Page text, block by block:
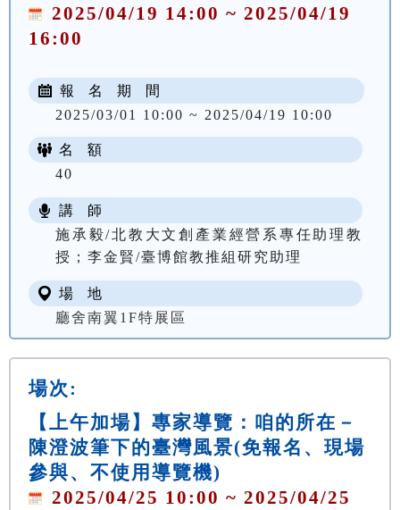
2025/04/19 14:00 ~ 2025/04/19
16:00
報 名 期 間
2025/03/01 10:00 ~ 2025/04/19 10:00
名 額
40
講 師
施承毅/北教大文創產業經營系專任助理教
授；李金賢/臺博館教推組研究助理
場 地
廳舍南翼1F特展區
場次:
【上午加場】專家導覽：咱的所在－
陳澄波筆下的臺灣風景(免報名、現場
參與、不使用導覽機)
2025/04/25 10:00 ~ 2025/04/25